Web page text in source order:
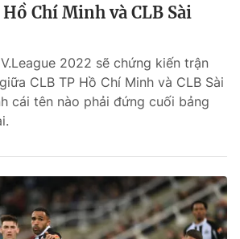
mọi hình thức nếu không có sự chấp
rõ nguồn VTV.vn khi phát hành lại
Chí Minh và CLB Sài
2022 sẽ chứng kiến trận
CLB TP Hồ Chí Minh và CLB Sài
cái tên nào phải đứng cuối bảng